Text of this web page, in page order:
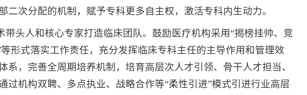
次分配的机制，赋予专科更多自主权，激活专科内生动力。
头人和核心专家打造临床团队。鼓励医疗机构采用“揭榜挂帅、竞
形式落实工作责任，充分发挥临床专科主任的主导作用和管理效
，完善全周期培养机制，培育高层次人才引领、骨干人才担当、
机构双聘、多点执业、战略合作等“柔性引进”模式引进行业高层